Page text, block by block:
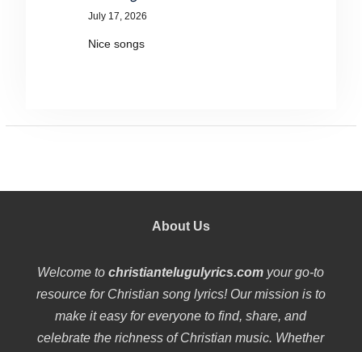
July 17, 2026
Nice songs
About Us
Welcome tochristiantelugulyrics.com your go-to
resource for Christian song lyrics! Our mission is to
make it easy for everyone to find, share, and
celebrate the richness of Christian music. Whether